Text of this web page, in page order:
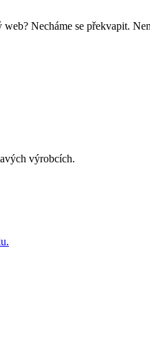
Necháme se překvapit.
výrobcích.